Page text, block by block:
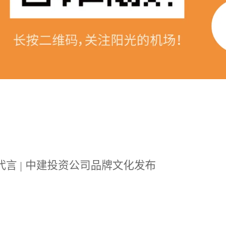
言 | 中建投资公司品牌文化发布